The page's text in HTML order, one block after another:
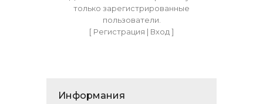
только зарегистрированные
пользователи.
[ Регистрация | Вход]
Информания